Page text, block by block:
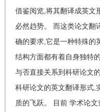
借鉴阅览,将其翻译成英文
必然趋势。 而这类论文翻
确的要求,它是一种特殊的
结构方面都有着自身独特
与否直接关系到科研论文
科研论文的英文翻译形式,
质的飞跃。 目前 学术论